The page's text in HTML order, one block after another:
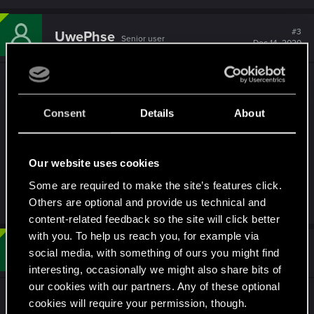
Consent Details About
Our website uses cookies
Some are required to make the site’s features click.
Others are optional and provide us technical and
content-related feedback so the site will click better
with you. To help us reach you, for example via
social media, with something of ours you might find
interesting, occasionally we might also share bits of
our cookies with our partners. Any of these optional
cookies will require your permission, though.
UwePhse Senior user
#3
Dec 14, 2020
Was besseres ?
Da gibt es nix besseres, außer durch Zufall.
Und dann ist es immer noch billiger meine
schlechtere Teil zu verschrotten, um damit die
Waffe auf mein Lvl zu puschen.
UwePhse Senior user
Mar 30, 2021
Da umgesetzt, darf dieser Abschnitt gern